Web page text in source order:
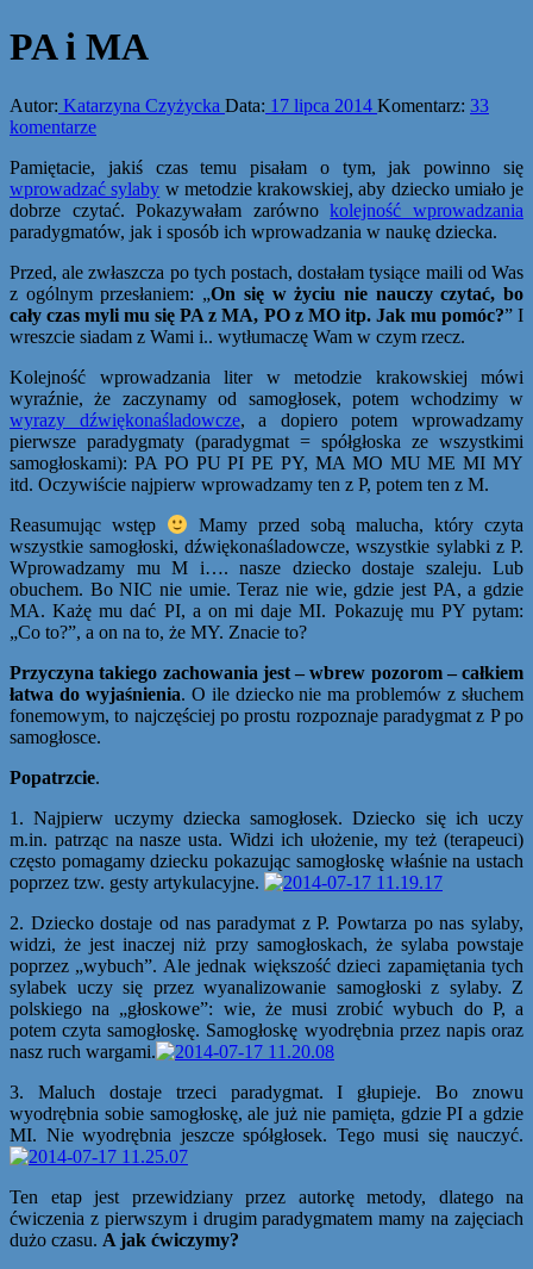
PA i MA
Autor: Katarzyna Czyżycka Data: 17 lipca 2014 Komentarz: 33
komentarze
Pamiętacie, jakiś czas temu pisałam o tym, jak powinno się
wprowadzać sylaby w metodzie krakowskiej, aby dziecko umiało je
dobrze czytać. Pokazywałam zarównokolejność wprowadzania
paradygmatów, jak i sposób ich wprowadzania w naukę dziecka.
Przed, ale zwłaszcza po tych postach, dostałam tysiące maili od Was
z ogólnym przesłaniem: „On się w życiu nie nauczy czytać, bo
cały czas myli mu się PA z MA, PO z MO itp. Jak mu pomóc?” I
wreszcie siadam z Wami i.. wytłumaczę Wam w czym rzecz.
Kolejność wprowadzania liter w metodzie krakowskiej mówi
wyraźnie, że zaczynamy od samogłosek, potem wchodzimy w
wyrazy dźwiękonaśladowcze, a dopiero potem wprowadzamy
pierwsze paradygmaty (paradygmat = spółgłoska ze wszystkimi
samogłoskami): PA PO PU PI PE PY, MA MO MU ME MI MY
itd. Oczywiście najpierw wprowadzamy ten z P, potem ten z M.
Reasumując wstęp
Mamy przed sobą malucha, który czyta
wszystkie samogłoski, dźwiękonaśladowcze, wszystkie sylabki z P.
Wprowadzamy mu M i…. nasze dziecko dostaje szaleju. Lub
obuchem. Bo NIC nie umie. Teraz nie wie, gdzie jest PA, a gdzie
MA. Każę mu dać PI, a on mi daje MI. Pokazuję mu PY pytam:
„Co to?”, a on na to, że MY. Znacie to?
Przyczyna takiego zachowania jest – wbrew pozorom – całkiem
łatwa do wyjaśnienia. O ile dziecko nie ma problemów z słuchem
fonemowym, to najczęściej po prostu rozpoznaje paradygmat z P po
samogłosce.
Popatrzcie.
1. Najpierw uczymy dziecka samogłosek. Dziecko się ich uczy
m.in. patrząc na nasze usta. Widzi ich ułożenie, my też (terapeuci)
często pomagamy dziecku pokazując samogłoskę właśnie na ustach
poprzez tzw. gesty artykulacyjne.
2. Dziecko dostaje od nas paradymat z P. Powtarza po nas sylaby,
widzi, że jest inaczej niż przy samogłoskach, że sylaba powstaje
poprzez „wybuch”. Ale jednak większość dzieci zapamiętania tych
sylabek uczy się przez wyanalizowanie samogłoski z sylaby. Z
polskiego na „głoskowe”: wie, że musi zrobić wybuch do P, a
potem czyta samogłoskę. Samogłoskę wyodrębnia przez napis oraz
nasz ruch wargami.
3. Maluch dostaje trzeci paradygmat. I głupieje. Bo znowu
wyodrębnia sobie samogłoskę, ale już nie pamięta, gdzie PI a gdzie
MI. Nie wyodrębnia jeszcze spółgłosek. Tego musi się nauczyć.
Ten etap jest przewidziany przez autorkę metody, dlatego na
ćwiczenia z pierwszym i drugim paradygmatem mamy na zajęciach
dużo czasu. A jak ćwiczymy?